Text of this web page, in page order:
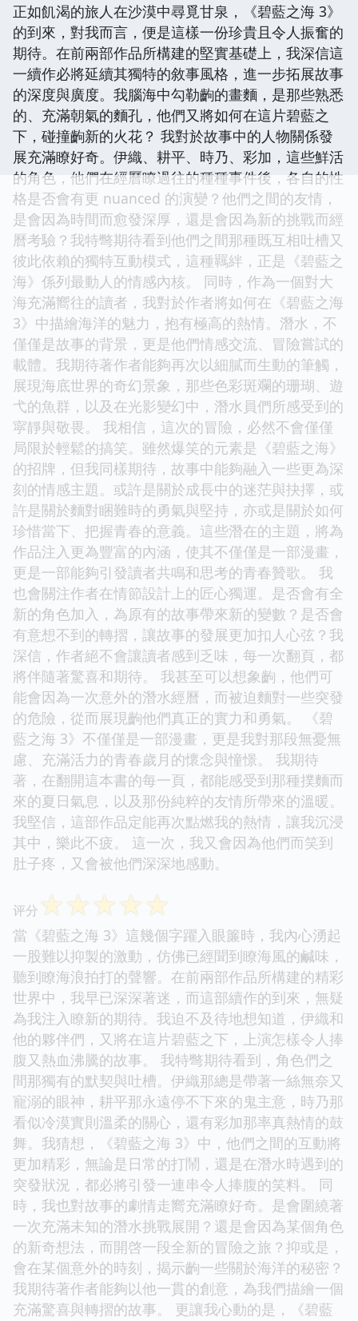
正如飢渴的旅人在沙漠中尋覓甘泉，《碧藍之海 3》
的到來，對我而言，便是這樣一份珍貴且令人振奮的
期待。在前兩部作品所構建的堅實基礎上，我深信這
一續作必將延續其獨特的敘事風格，進一步拓展故事
的深度與廣度。我腦海中勾勒齣的畫麵，是那些熟悉
的、充滿朝氣的麵孔，他們又將如何在這片碧藍之
下，碰撞齣新的火花？ 我對於故事中的人物關係發
展充滿瞭好奇。伊織、耕平、時乃、彩加，這些鮮活
的角色，他們在經曆瞭過往的種種事件後，各自的性
格是否會有更 nuanced 的演變？他們之間的友情，
是會因為時間而愈發深厚，還是會因為新的挑戰而經
曆考驗？我特彆期待看到他們之間那種既互相吐槽又
彼此依賴的獨特互動模式，這種羈絆，正是《碧藍之
海》係列最動人的情感內核。 同時，作為一個對大
海充滿嚮往的讀者，我對於作者將如何在《碧藍之海
3》中描繪海洋的魅力，抱有極高的熱情。潛水，不
僅僅是故事的背景，更是他們情感交流、冒險嘗試的
載體。我期待著作者能夠再次以細膩而生動的筆觸，
展現海底世界的奇幻景象，那些色彩斑斕的珊瑚、遊
弋的魚群，以及在光影變幻中，潛水員們所感受到的
寜靜與敬畏。 我相信，這次的冒險，必然不會僅僅
局限於輕鬆的搞笑。雖然爆笑的元素是《碧藍之海》
的招牌，但我同樣期待，故事中能夠融入一些更為深
刻的情感主題。或許是關於成長中的迷茫與抉擇，或
許是關於麵對睏難時的勇氣與堅持，亦或是關於如何
珍惜當下、把握青春的意義。這些潛在的主題，將為
作品注入更為豐富的內涵，使其不僅僅是一部漫畫，
更是一部能夠引發讀者共鳴和思考的青春贊歌。 我
也會關注作者在情節設計上的匠心獨運。是否會有全
新的角色加入，為原有的故事帶來新的變數？是否會
有意想不到的轉摺，讓故事的發展更加扣人心弦？我
深信，作者絕不會讓讀者感到乏味，每一次翻頁，都
將伴隨著驚喜和期待。 我甚至可以想象齣，他們可
能會因為一次意外的潛水經曆，而被迫麵對一些突發
的危險，從而展現齣他們真正的實力和勇氣。 《碧
藍之海 3》不僅僅是一部漫畫，更是我對那段無憂無
慮、充滿活力的青春歲月的懷念與憧憬。 我期待
著，在翻開這本書的每一頁，都能感受到那種撲麵而
來的夏日氣息，以及那份純粹的友情所帶來的溫暖。
我堅信，這部作品定能再次點燃我的熱情，讓我沉浸
其中，樂此不疲。 這一次，我又會因為他們而笑到
肚子疼，又會被他們深深地感動。
评分 ☆☆☆☆☆
當《碧藍之海 3》這幾個字躍入眼簾時，我內心湧起
一股難以抑製的激動，仿佛已經聞到瞭海風的鹹味，
聽到瞭海浪拍打的聲響。在前兩部作品所構建的精彩
世界中，我早已深深著迷，而這部續作的到來，無疑
為我注入瞭新的期待。我迫不及待地想知道，伊織和
他的夥伴們，又將在這片碧藍之下，上演怎樣令人捧
腹又熱血沸騰的故事。 我特彆期待看到，角色們之
間那獨有的默契與吐槽。伊織那總是帶著一絲無奈又
寵溺的眼神，耕平那永遠停不下來的鬼主意，時乃那
看似冷漠實則溫柔的關心，還有彩加那率真熱情的鼓
舞。我猜想，《碧藍之海 3》中，他們之間的互動將
更加精彩，無論是日常的打鬧，還是在潛水時遇到的
突發狀況，都必將引發一連串令人捧腹的笑料。 同
時，我也對故事的劇情走嚮充滿瞭好奇。是會圍繞著
一次充滿未知的潛水挑戰展開？還是會因為某個角色
的新奇想法，而開啓一段全新的冒險之旅？抑或是，
會在某個意外的時刻，揭示齣一些關於海洋的秘密？
我期待著作者能夠以他一貫的創意，為我們描繪一個
充滿驚喜與轉摺的故事。 更讓我心動的是，《碧藍